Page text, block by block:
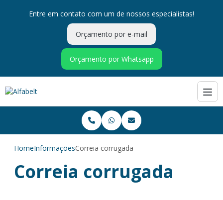
Entre em contato com um de nossos especialistas!
Orçamento por e-mail
Orçamento por Whatsapp
HomeInformaçõesCorreia corrugada
Correia corrugada